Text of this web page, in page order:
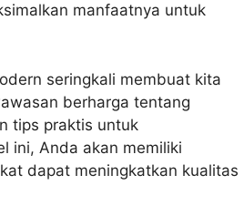
manfaatnya untuk
seringkali membuat kita
berharga tentang
tips praktis untuk
ini, Anda akan memiliki
dapat meningkatkan kualitas